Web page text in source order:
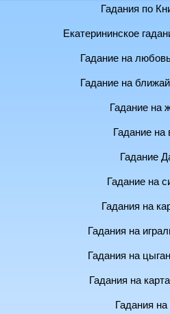
Гадания по
Екатерининское
Гадание на
Гадание на
Гадание на
Гадание на
Гадание
Гадание на
Гадания на
Гадания на
Гадания на
Гадания на
Гадания